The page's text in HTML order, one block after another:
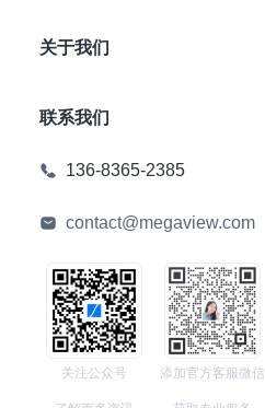
关于我们
联系我们
136-8365-2385
contact@megaview.com
关注公众号 添加官方客服微信